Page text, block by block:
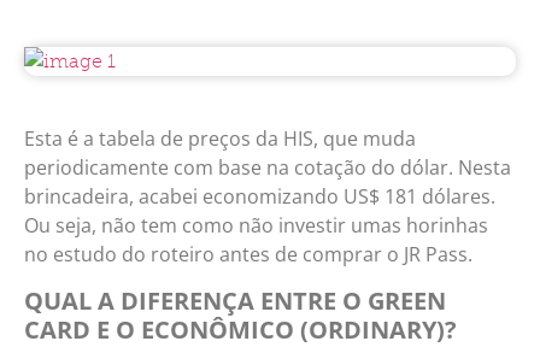
Esta é a tabela de preços da HIS, que muda
periodicamente com base na cotação do dólar. Nesta
brincadeira, acabei economizando US$ 181 dólares.
Ou seja, não tem como não investir umas horinhas
no estudo do roteiro antes de comprar o JR Pass.
QUAL A DIFERENÇA ENTRE O GREEN
CARD E O ECONÔMICO (ORDINARY)?